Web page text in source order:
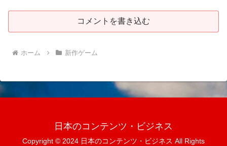
コメントを書き込む
ホーム 新作ゲーム
日本のコンテンツ・ビジネス
Copyright © 2024 日本のコンテンツ・ビジネス All Rights